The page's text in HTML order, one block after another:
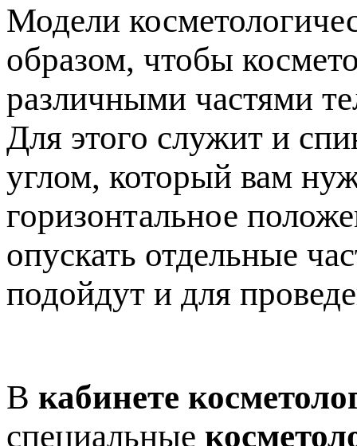
Модели
образом, чтобы
различными частями
Для этого служит и
углом, который вам
горизонтальное
опускать отдельные
подойдут и для
В кабинете
специальные